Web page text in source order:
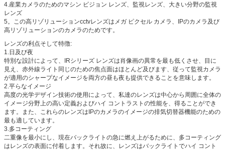
4.産業カメラのためのマシン ビジョン レンズ、監視レンズ、大きい分野の監視
レンズ
5。この高リゾリューションcctvレンズはメガ ピクセル カメラ、IPのカメラ及び
高リゾリューションのカメラのためです。
レンズの利点そして特徴:
1.日及び夜
特別な設計によって、IRシリーズ レンズは肖像画の異常を最も低くさせ、目に
見え、赤外線ライト同じのための焦点面はほとんど及びます、従って監視カメラ
が適用のシャープなイメージを両方の昼も夜も提供できることを意味します。
2.平らなイメージ
高度の光学デザイン技術の使用によって、私達のレンズは中心から周囲に全体の
イメージ分野上の高い定義およびハイ コントラストの性能を、得ることができ
ます。また、これらのレンズはIPのカメラのイメージの排気切替器機能のための
最も適しています。
3.多コーティング
二重像を最小にし、現在バックライトの急に燃え上がるために、多コーティング
はレンズの表面に付着します。それ故に、レンズはバックライトでハイ コント